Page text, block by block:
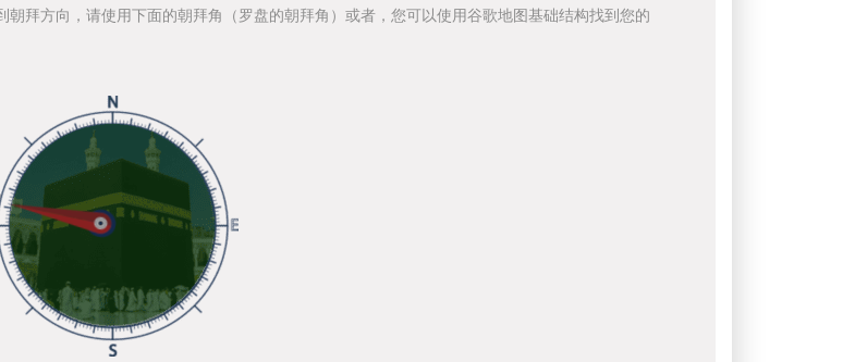
拜方向，请使用下面的朝拜角（罗盘的朝拜角）或者，您可以使用谷歌地图基础结构找到您的